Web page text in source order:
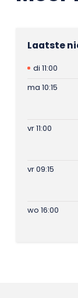
Laatste
di 11:00
ma 10:15
vr 11:00
vr 09:15
wo 16:00